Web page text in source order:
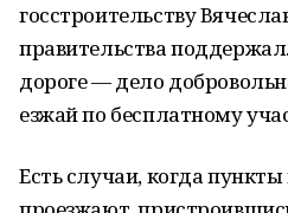
госстроительству
правительства
дороге — дело
езжай по бесплатному
Есть случаи, когда